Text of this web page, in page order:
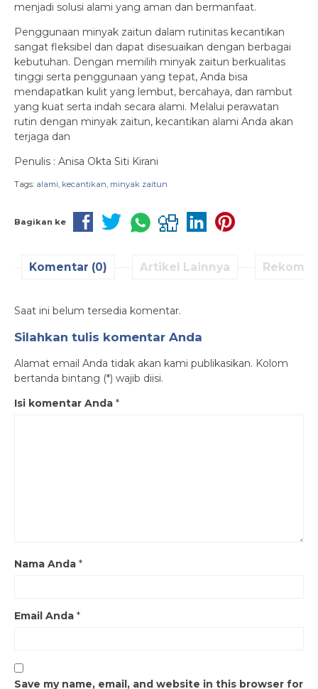
menjadi solusi alami yang aman dan bermanfaat.
Penggunaan minyak zaitun dalam rutinitas kecantikan
sangat fleksibel dan dapat disesuaikan dengan berbagai
kebutuhan. Dengan memilih minyak zaitun berkualitas
tinggi serta penggunaan yang tepat, Anda bisa
mendapatkan kulit yang lembut, bercahaya, dan rambut
yang kuat serta indah secara alami. Melalui perawatan
rutin dengan minyak zaitun, kecantikan alami Anda akan
terjaga dan
Penulis : Anisa Okta Siti Kirani
Tags: alami, kecantikan, minyak zaitun
Bagikan ke
Komentar (0) Artikel Lainnya
Saat ini belum tersedia komentar.
Silahkan tulis komentar Anda
Alamat email Anda tidak akan kami publikasikan. Kolom
bertanda bintang (*) wajib diisi.
Isi komentar Anda *
Nama Anda *
Email Anda *
Save my name, email, and website in this browser for